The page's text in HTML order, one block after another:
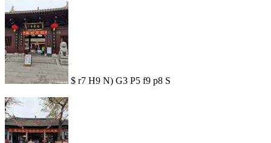
$ r7 H9 N) G3 P5 f9 p8 S